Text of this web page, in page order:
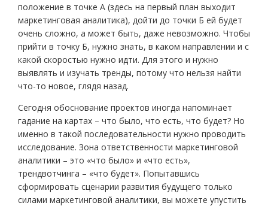
положение в точке А (здесь на первый план выходит
маркетинговая аналитика), дойти до точки Б ей будет
очень сложно, а может быть, даже невозможно. Чтобы
прийти в точку Б, нужно знать, в каком направлении и с
какой скоростью нужно идти. Для этого и нужно
выявлять и изучать тренды, потому что нельзя найти
что-то новое, глядя назад.
Сегодня обоснование проектов иногда напоминает
гадание на картах – что было, что есть, что будет? Но
именно в такой последовательности нужно проводить
исследование. Зона ответственности маркетинговой
аналитики – это «что было» и «что есть»,
трендвотчинга – «что будет». Попытавшись
сформировать сценарии развития будущего только
силами маркетинговой аналитики, вы можете упустить